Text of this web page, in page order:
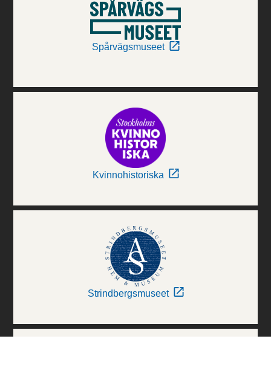
Spårvägsmuseet
Kvinnohistoriska
Strindbergsmuseet